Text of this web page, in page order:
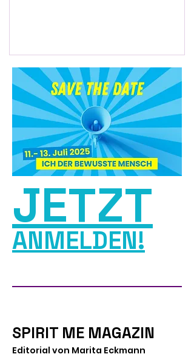
JETZT
ANMELDEN!
SPIRIT ME MAGAZIN
Editorial von Marita Eckmann